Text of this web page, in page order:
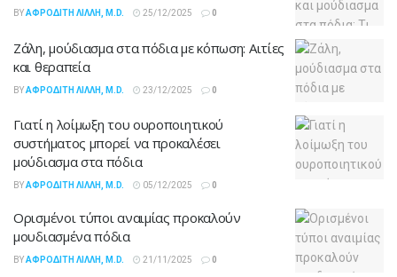
BYΑΦΡΟΔΊΤΗ ΛΙΛΛΉ, M.D. 25/12/2025 0
Ζάλη, μούδιασμα στα πόδια με κόπωση: Αιτίες
και θεραπεία
BYΑΦΡΟΔΊΤΗ ΛΙΛΛΉ, M.D. 23/12/2025 0
Γιατί η λοίμωξη του ουροποιητικού
συστήματος μπορεί να προκαλέσει
μούδιασμα στα πόδια
BYΑΦΡΟΔΊΤΗ ΛΙΛΛΉ, M.D. 05/12/2025 0
Ορισμένοι τύποι αναιμίας προκαλούν
μουδιασμένα πόδια
BYΑΦΡΟΔΊΤΗ ΛΙΛΛΉ, M.D. 21/11/2025 0